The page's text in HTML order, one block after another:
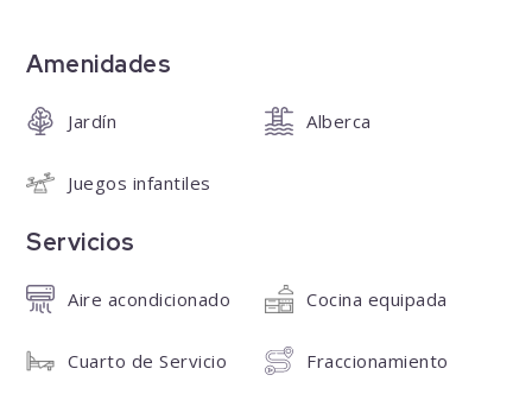
Amenidades
Jardín Alberca
Juegos infantiles
Servicios
Aire acondicionado Cocina equipada
Cuarto de Servicio Fraccionamiento